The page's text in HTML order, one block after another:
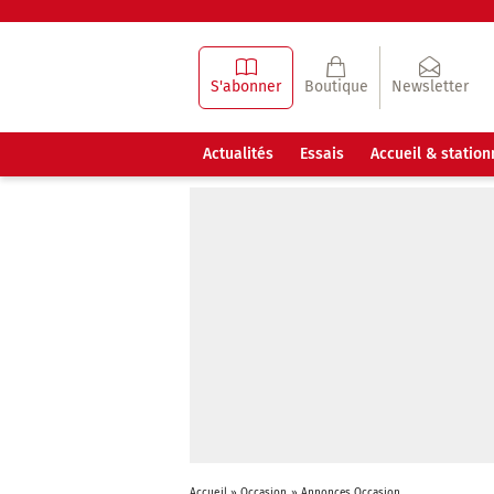
S'abonner Boutique Newsletter
Actualités Essais Accueil &